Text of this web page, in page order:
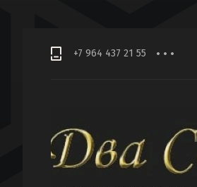
+7 964 437 21 55